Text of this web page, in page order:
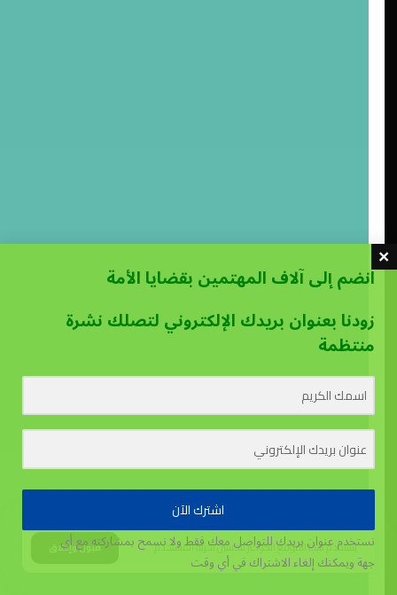
يستخدم هذا الموقع الكوكيز لتحسين تجربة المستخدم. قبول وإغلاق
انضم إلى آلاف المهتمين بقضايا الأمة
زودنا بعنوان بريدك الإلكتروني لتصلك نشرة
منتظمة
اشترك الآن
نستخدم عنوان بريدك للتواصل معك فقط ولا نسمح بمشاركته مع أي
جهةويمكنك إلغاء الاشتراك في أي وقت